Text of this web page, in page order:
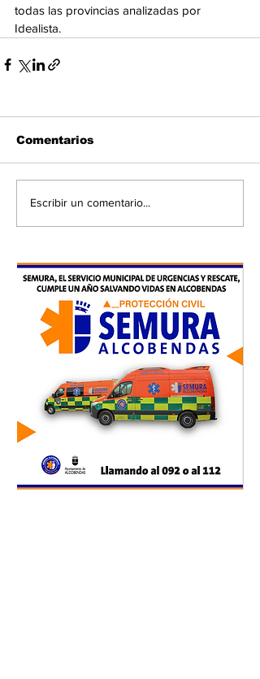
todas las provincias analizadas por
Idealista.
Comentarios
Escribir un comentario...